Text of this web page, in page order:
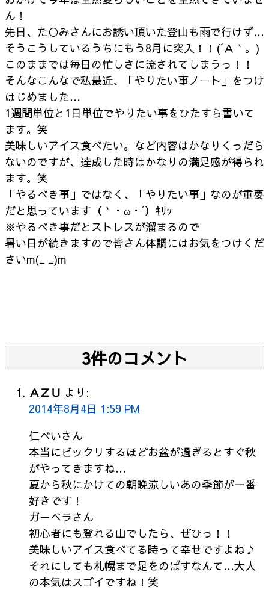
ん！
先日、た○みさんにお誘い頂いた登山も雨で行けず…
そうこうしているうちにもう8月に突入！！(´Ａ｀。)
このままでは毎日の忙しさに流されてしまうっ！！
そんなこんなで私最近、「やりたい事ノート」をつけ
はじめました…
1週間単位と1日単位でやりたい事をひたすら書いて
ます。笑
美味しいアイス食べたい。など内容はかなりくっだら
ないのですが、達成した時はかなりの満足感が得られ
ます。笑
「やるべき事」ではなく、「やりたい事」なのが重要
だと思っています（｀・ω・´）ｷﾘｯ
※やるべき事だとストレスが溜まるので
暑い日が続きますので皆さん体調にはお気をつけくだ
さいm(_ _)m
3件のコメント
ＡＺＵ より:
2014年8月4日 1:59 PM
仁べいさん
本当にビックリするほどお盆が過ぎるとすぐ秋
がやってきますね…
夏から秋にかけての朝晩涼しいあの季節が一番
好きです！
ガーベラさん
初心者にも登れる山でしたら、ぜひっ！！
美味しいアイス食べてる時って幸せですよね♪
それにしても札幌まで足をのばすなんて…大人
の本気はスゴイですね！笑